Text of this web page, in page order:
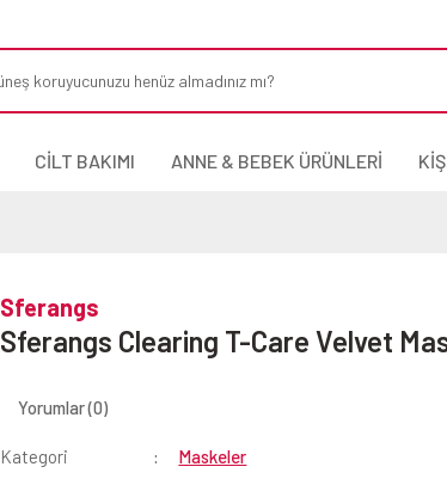
CİLT BAKIMI ANNE & BEBEK ÜRÜNLERİ
Sferangs
Sferangs Clearing T-Care Velvet
Yorumlar (0)
Kategori
Maskeler